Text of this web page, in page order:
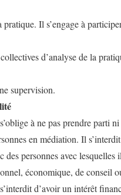
pratique. Il s’engage à
d’analyse de la
supervision.
à ne pas prendre parti
en médiation. Il
des personnes avec lesquelles
économique, de conseil
d’avoir un intérêt